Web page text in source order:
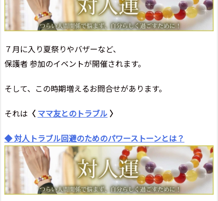
７月に入り夏祭りやバザーなど、
保護者 参加のイベントが開催されます。
そして、この時期増えるお問合せがあります。
それは 〈 ママ友とのトラブル 〉
◆ 対人トラブル回避のためのパワーストーンとは？